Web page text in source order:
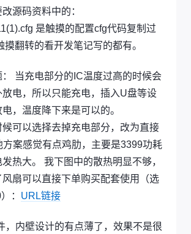
源码资料中的：
是触摸的配置cfg代码复制过
摸翻转的看开发笔记写的都有。
： 当充电部分的IC温度过高的时候会
放电，所以只能充电，插入U盘等设
，温度降下来是可以的。
可以选择去掉充电部分，改为直接
方案感觉有点鸡肋，主要是3399功耗
热大。 我下图中的散热明显不够，
扇可以直接下单购买配套使用（选
： URL链接
，内壁设计的有点薄了，效果不是很